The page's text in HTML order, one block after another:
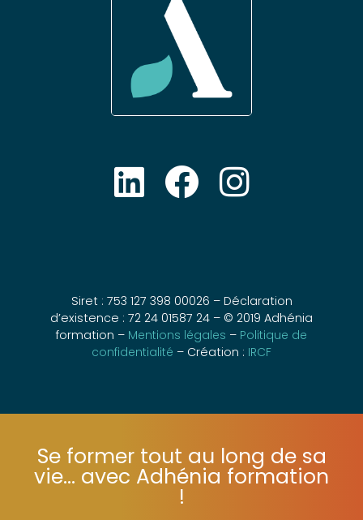
Siret : 753 127 398 00026 – Déclaration
d’existence : 72 24 01587 24 – © 2019 Adhénia
formation – Mentions légales
Politique de
confidentialité – Création : IRCF
Se former tout au long de sa
vie... avec Adhénia formation
!